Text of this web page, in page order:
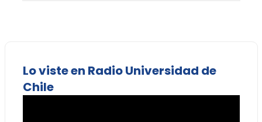
Lo viste en Radio Universidad de
Chile